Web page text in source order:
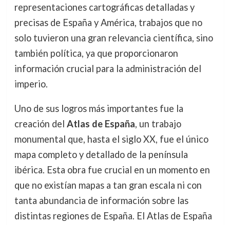
representaciones cartográficas detalladas y
precisas de España y América, trabajos que no
solo tuvieron una gran relevancia científica, sino
también política, ya que proporcionaron
información crucial para la administración del
imperio.
Uno de sus logros más importantes fue la
creación del Atlas de España, un trabajo
monumental que, hasta el siglo XX, fue el único
mapa completo y detallado de la península
ibérica. Esta obra fue crucial en un momento en
que no existían mapas a tan gran escala ni con
tanta abundancia de información sobre las
distintas regiones de España. El Atlas de España